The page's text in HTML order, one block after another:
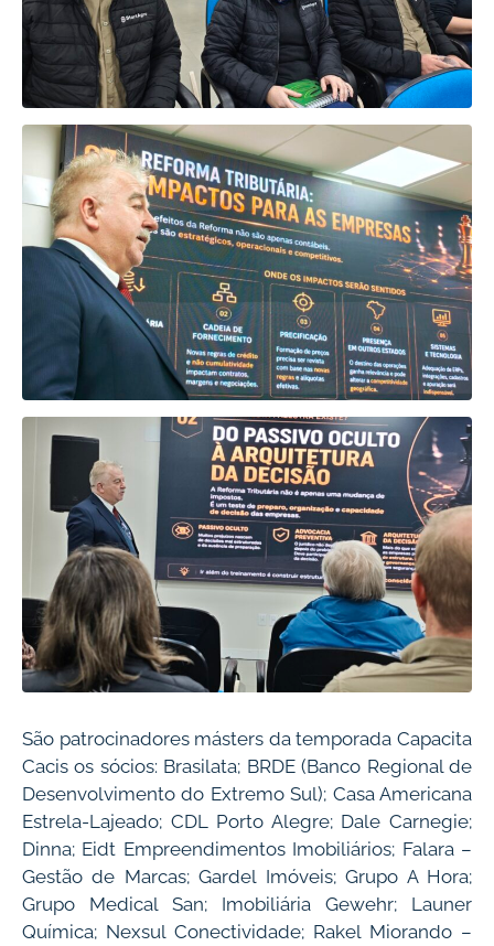
São patrocinadores másters da temporada Capacita
Cacis os sócios: Brasilata; BRDE (Banco Regional de
Desenvolvimento do Extremo Sul); Casa Americana
Estrela-Lajeado; CDL Porto Alegre; Dale Carnegie;
Dinna; Eidt Empreendimentos Imobiliários; Falara –
Gestão de Marcas; Gardel Imóveis; Grupo A Hora;
Grupo Medical San; Imobiliária Gewehr; Launer
Química; Nexsul Conectividade; Rakel Miorando –